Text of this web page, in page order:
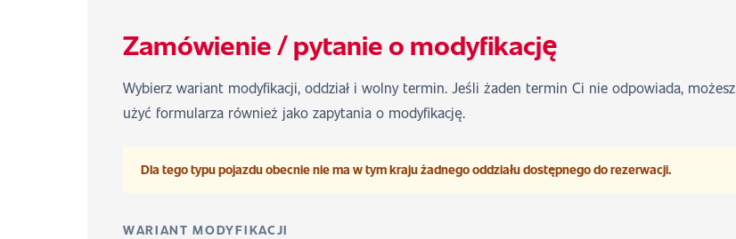
Zamówienie / pytanie o modyfikację
Wybierz wariant modyfikacji, oddział i wolny termin. Jeśli żaden termin Ci nie odpowiada, możesz
użyć formularza również jako zapytania o modyfikację.
Dla tego typu pojazdu obecnie nie ma w tym kraju żadnego oddziału dostępnego do rezerwacji.
WARIANT MODYFIKACJI